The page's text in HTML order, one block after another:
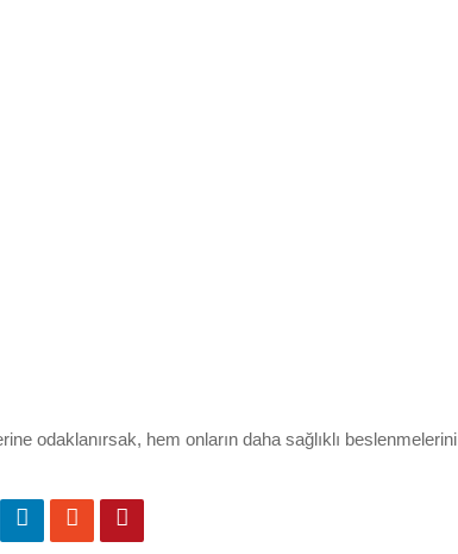
odaklanırsak, hem onların daha sağlıklı beslenmelerini